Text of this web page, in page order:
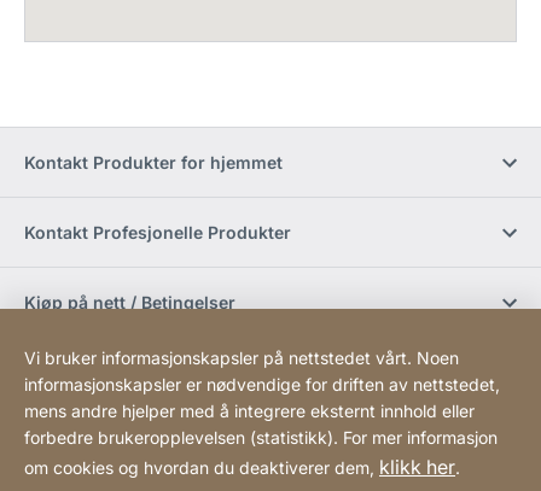
Kontakt Produkter for hjemmet
Kontakt Profesjonelle Produkter
Kjøp på nett / Betingelser
Newsletter
Vi bruker informasjonskapsler på nettstedet vårt. Noen
informasjonskapsler er nødvendige for driften av nettstedet,
mens andre hjelper med å integrere eksternt innhold eller
forbedre brukeropplevelsen (statistikk). For mer informasjon
om cookies og hvordan du deaktiverer dem, klikk her.